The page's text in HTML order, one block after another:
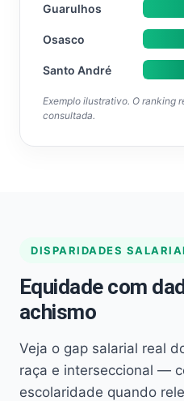
Guarulhos
Osasco
Santo André
Exemplo ilustrativo. O ranking
consultada.
DISPARIDADES
Equidade com
achismo
Veja o gap salarial real
raça e interseccional —
escolaridade quando